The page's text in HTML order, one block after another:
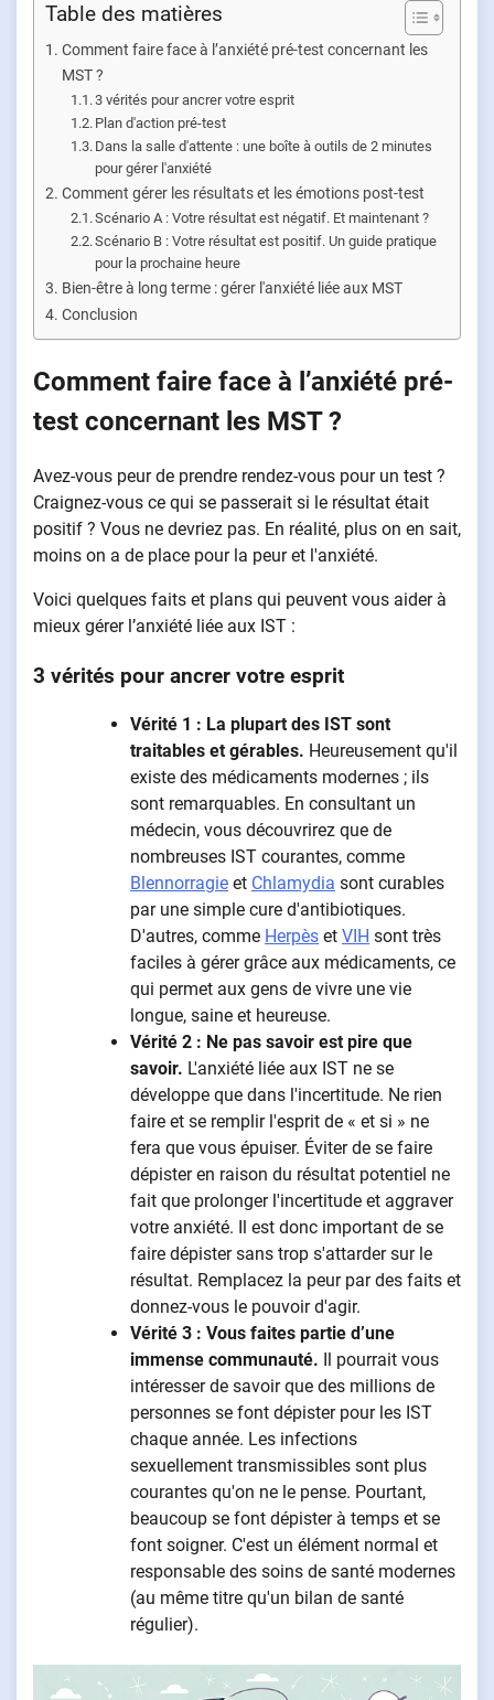
Table des matières
Comment faire face à l’anxiété pré-test concernant les
MST ?
3 vérités pour ancrer votre esprit
Plan d'action pré-test
Dans la salle d'attente : une boîte à outils de 2 minutes
pour gérer l'anxiété
Comment gérer les résultats et les émotions post-test
Scénario A : Votre résultat est négatif. Et maintenant ?
Scénario B : Votre résultat est positif. Un guide pratique
pour la prochaine heure
Bien-être à long terme : gérer l'anxiété liée aux MST
Conclusion
Comment faire face à l’anxiété pré-
test concernant les MST ?
Avez-vous peur de prendre rendez-vous pour un test ?
Craignez-vous ce qui se passerait si le résultat était
positif ? Vous ne devriez pas. En réalité, plus on en sait,
moins on a de place pour la peur et l'anxiété.
Voici quelques faits et plans qui peuvent vous aider à
mieux gérer l’anxiété liée aux IST :
3 vérités pour ancrer votre esprit
Vérité 1 : La plupart des IST sont
traitables et gérables. Heureusement qu'il
existe des médicaments modernes ; ils
sont remarquables. En consultant un
médecin, vous découvrirez que de
nombreuses IST courantes, comme
Blennorragie et Chlamydia sont curables
par une simple cure d'antibiotiques.
D'autres, comme Herpès et VIH sont très
faciles à gérer grâce aux médicaments, ce
qui permet aux gens de vivre une vie
longue, saine et heureuse.
Vérité 2 : Ne pas savoir est pire que
savoir. L'anxiété liée aux IST ne se
développe que dans l'incertitude. Ne rien
faire et se remplir l'esprit de « et si » ne
fera que vous épuiser. Éviter de se faire
dépister en raison du résultat potentiel ne
fait que prolonger l'incertitude et aggraver
votre anxiété. Il est donc important de se
faire dépister sans trop s'attarder sur le
résultat. Remplacez la peur par des faits et
donnez-vous le pouvoir d'agir.
Vérité 3 : Vous faites partie d’une
immense communauté. Il pourrait vous
intéresser de savoir que des millions de
personnes se font dépister pour les IST
chaque année. Les infections
sexuellement transmissibles sont plus
courantes qu'on ne le pense. Pourtant,
beaucoup se font dépister à temps et se
font soigner. C'est un élément normal et
responsable des soins de santé modernes
(au même titre qu'un bilan de santé
régulier).